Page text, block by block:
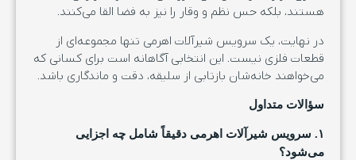
هستند، بلکه حس نظم و وقار را نیز به فضا القا می‌کنند.
در نهایت، یک سرویس شیرآلات اهرمی تنها مجموعه‌ای از
قطعات فلزی نیست. این انتخابی آگاهانه است برای کسانی که
می‌خواهند خانه‌شان بازتابی از سلیقه، دقت و ماندگاری باشد.
سؤالات متداول
۱. سرویس شیرآلات اهرمی دقیقاً شامل چه اجزایی
می‌شود؟